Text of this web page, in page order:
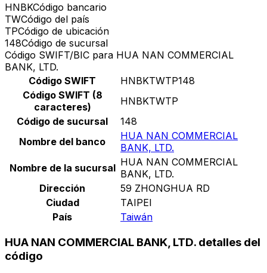
HNBKCódigo bancario
TWCódigo del país
TPCódigo de ubicación
148Código de sucursal
Código SWIFT/BIC para HUA NAN COMMERCIAL
BANK, LTD.
Código SWIFT
HNBKTWTP148
Código SWIFT (8
caracteres)
HNBKTWTP
Código de sucursal
148
Nombre del banco
HUA NAN COMMERCIAL
BANK, LTD.
Nombre de la sucursal HUA NAN COMMERCIAL
BANK, LTD.
Dirección
59 ZHONGHUA RD
Ciudad
TAIPEI
País
Taiwán
HUA NAN COMMERCIAL BANK, LTD. detalles del
código